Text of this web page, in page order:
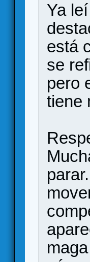
Ya
está
se
pero
tiene